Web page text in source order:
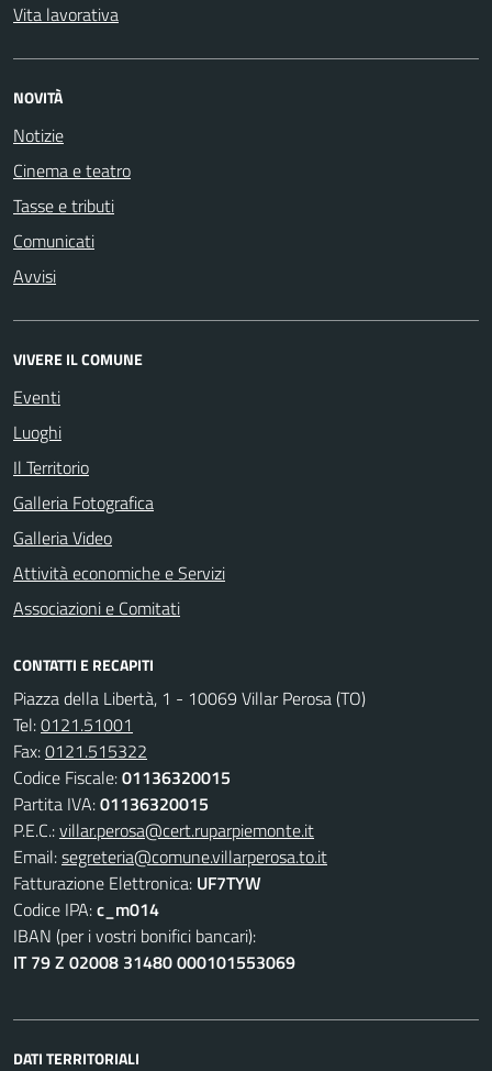
Vita lavorativa
NOVITÀ
Notizie
Cinema e teatro
Tasse e tributi
Comunicati
Avvisi
VIVERE IL COMUNE
Eventi
Luoghi
Il Territorio
Galleria Fotografica
Galleria Video
Attività economiche e Servizi
Associazioni e Comitati
CONTATTI E RECAPITI
Piazza della Libertà, 1 - 10069 Villar Perosa (TO)
Tel:0121.51001
Fax:0121.515322
Codice Fiscale:01136320015
Partita IVA:01136320015
P.E.C.:villar.perosa@cert.ruparpiemonte.it
Email:segreteria@comune.villarperosa.to.it
Fatturazione Elettronica: UF7TYW
Codice IPA:c_m014
IBAN (per i vostri bonifici bancari):
IT 79 Z 02008 31480 000101553069
DATI TERRITORIALI